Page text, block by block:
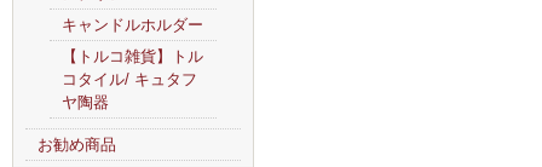
キャンドルホルダー
【トルコ雑貨】トル
コタイル/ キュタフ
ヤ陶器
お勧め商品